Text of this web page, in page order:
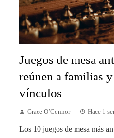
Juegos de mesa
reúnen a familias
vínculos
Grace O’Connor Hace 1
Los 10 juegos de mesa más